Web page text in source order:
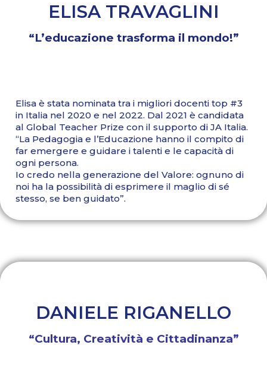
ELISA TRAVAGLINI
“L’educazione trasforma il mondo!”
Elisa è stata nominata tra i migliori docenti top #3
in Italia nel 2020 e nel 2022. Dal 2021 è candidata
al Global Teacher Prize con il supporto di JA Italia.
“La Pedagogia e l’Educazione hanno il compito di
far emergere e guidare i talenti e le capacità di
ogni persona.
Io credo nella generazione del Valore: ognuno di
noi ha la possibilità di esprimere il maglio di sé
stesso, se ben guidato”.
DANIELE RIGANELLO
“Cultura, Creatività e Cittadinanza”